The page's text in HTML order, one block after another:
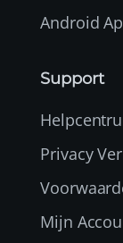
Android
Support
Privacy
Mijn